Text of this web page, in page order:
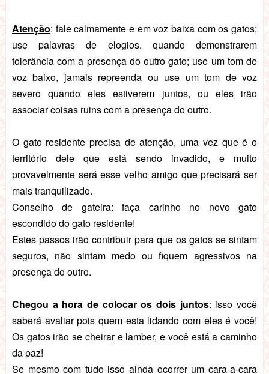
Atenção: fale calmamente e em voz baixa com os gatos;
use palavras de elogios. quando demonstrarem
tolerância com a presença do outro gato; use um tom de
voz baixo, jamais repreenda ou use um tom de voz
severo quando eles estiverem juntos, ou eles irão
associar coisas ruins com a presença do outro.
O gato residente precisa de atenção, uma vez que é o
território dele que está sendo invadido, e muito
provavelmente será esse velho amigo que precisará ser
mais tranquilizado.
Conselho de gateira: faça carinho no novo gato
escondido do gato residente!
Estes passos irão contribuir para que os gatos se sintam
seguros, não sintam medo ou fiquem agressivos na
presença do outro.
Chegou a hora de colocar os dois juntos: isso você
saberá avaliar pois quem esta lidando com eles é você!
Os gatos irão se cheirar e lamber, e você está a caminho
da paz!
Se mesmo com tudo isso ainda ocorrer um cara-a-cara